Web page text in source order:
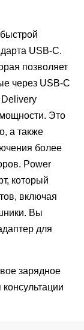
USB-C.
позволяет
через USB-C
Это
а также
более
Power
который
включая
Вы
для
зарядное